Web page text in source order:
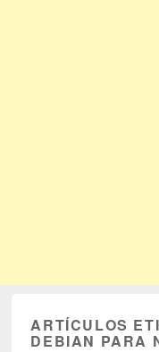
ARTÍCULOS
DEBIAN PARA